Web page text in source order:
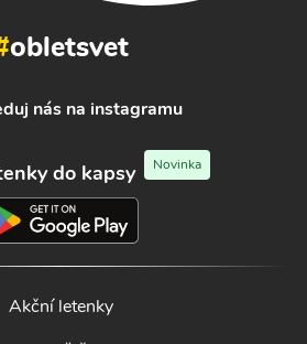
obletsvet
nás na instagramu
do kapsy Novinka
Akční letenky